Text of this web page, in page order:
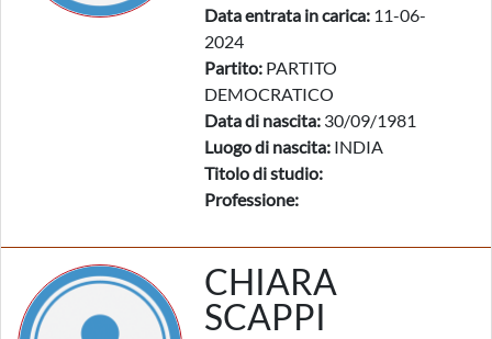
Data entrata in carica: 11-06-
2024
Partito: PARTITO
DEMOCRATICO
Data di nascita: 30/09/1981
Luogo di nascita: INDIA
Titolo di studio:
Professione:
CHIARA
SCAPPI